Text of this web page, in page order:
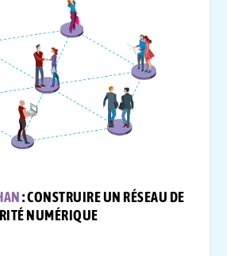
: CONSTRUIRE UN RÉSEAU DE
NUMÉRIQUE